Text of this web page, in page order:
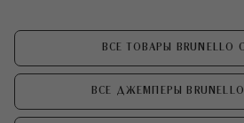
ВСЕ ТОВАРЫ BRUNELLO
ВСЕ ДЖЕМПЕРЫ BRUNELLO